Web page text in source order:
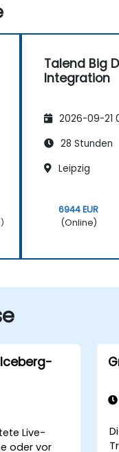
Talend Big
Integration
2026-09-21
28 Stunden
Leipzig
6944 EUR
(Online)
Live-
oder vor